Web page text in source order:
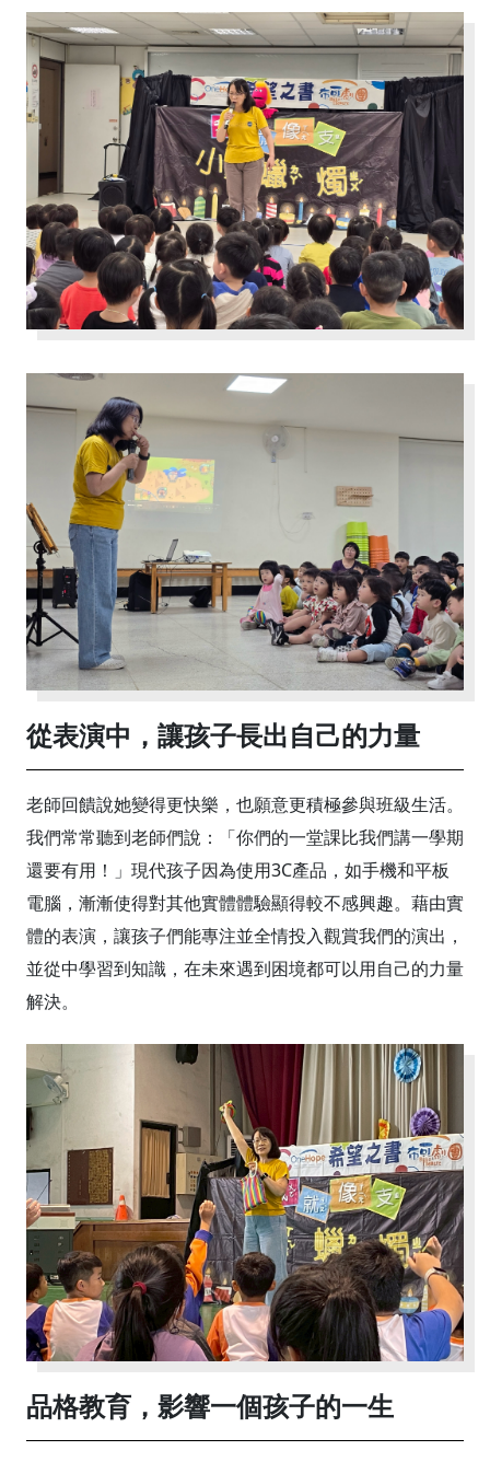
從表演中，讓孩子長出自己的力量
老師回饋說她變得更快樂，也願意更積極參與班級生活。
我們常常聽到老師們說：「你們的一堂課比我們講一學期
還要有用！」現代孩子因為使用3C產品，如手機和平板
電腦，漸漸使得對其他實體體驗顯得較不感興趣。藉由實
體的表演，讓孩子們能專注並全情投入觀賞我們的演出，
並從中學習到知識，在未來遇到困境都可以用自己的力量
解決。
品格教育，影響一個孩子的一生